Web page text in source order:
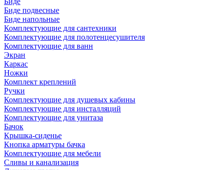
Биде подвесные
Биде напольные
Комплектующие для сантехники
Комплектующие для полотенцесушителя
Комплектующие для ванн
Экран
Каркас
Ножки
Комплект креплений
Ручки
Комплектующие для душевых кабины
Комплектующие для инсталляций
Комплектующие для унитаза
Бачок
Крышка-сиденье
Кнопка арматуры бачка
Комплектующие для мебели
Сливы и канализация